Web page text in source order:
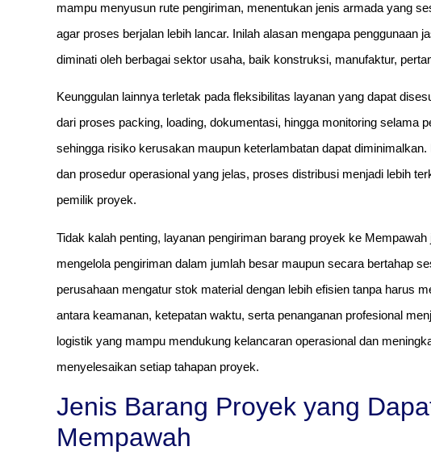
mampu menyusun rute pengiriman, menentukan jenis armada yang
agar proses berjalan lebih lancar. Inilah alasan mengapa penggunaan
diminati oleh berbagai sektor usaha, baik konstruksi, manufaktur,
Keunggulan lainnya terletak pada fleksibilitas layanan yang dapat
dari proses packing, loading, dokumentasi, hingga monitoring selama
sehingga risiko kerusakan maupun keterlambatan dapat
dan prosedur operasional yang jelas, proses distribusi menjadi lebih
pemilik proyek.
Tidak kalah penting, layanan pengiriman barang proyek ke
mengelola pengiriman dalam jumlah besar maupun secara bertahap
perusahaan mengatur stok material dengan lebih efisien tanpa harus
antara keamanan, ketepatan waktu, serta penanganan profesional
logistik yang mampu mendukung kelancaran operasional dan
menyelesaikan setiap tahapan proyek.
Jenis Barang Proyek yang
Mempawah